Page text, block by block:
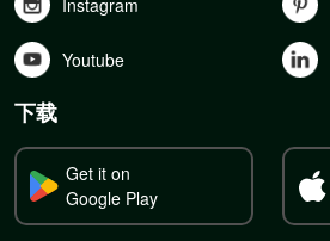
Youtube
下载
Get it on
Google Play